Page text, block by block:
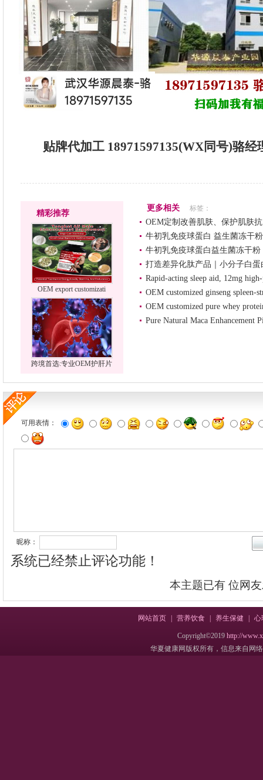
贴牌代加工 18971597135(WX同号)骆经
精彩推荐
OEM export customizati
跨境首选:专业OEM护肝片
更多相关 标签：
OEM定制改善肌肤、保护肌肤
牛初乳免疫球蛋白 益生菌冻干
牛初乳免疫球蛋白益生菌冻干
打造差异化肽产品｜小分子白
Rapid-acting sleep aid, 12mg
OEM customized ginseng spleen-
OEM customized pure whey
Pure Natural Maca Enhancement
可用表情：
昵称：
系统已经禁止评论功能！
本主题已有 位网
网站首页 营养饮食 养生保健 心
Copyright©2019http://
华夏健康网版权所有，信息来自网